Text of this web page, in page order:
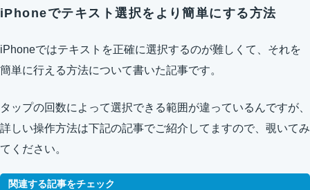
iPhoneでテキスト選択をより簡単にする方法
iPhoneではテキストを正確に選択するのが難しくて、それを
簡単に行える方法について書いた記事です。
タップの回数によって選択できる範囲が違っているんですが、
詳しい操作方法は下記の記事でご紹介してますので、覗いてみ
てください。